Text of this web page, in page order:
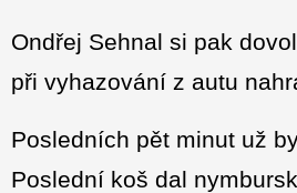
Ondřej Sehnal si pak
při vyhazování z autu
Posledních pět minut už
Poslední koš dal